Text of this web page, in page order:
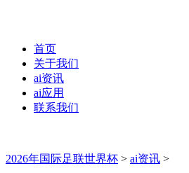
首页
关于我们
ai资讯
ai应用
联系我们
2026年国际足联世界杯 > ai资讯 >